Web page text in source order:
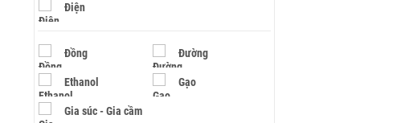
Điện
Đồng Đường
Ethanol Gạo
Gia súc - Gia cầm